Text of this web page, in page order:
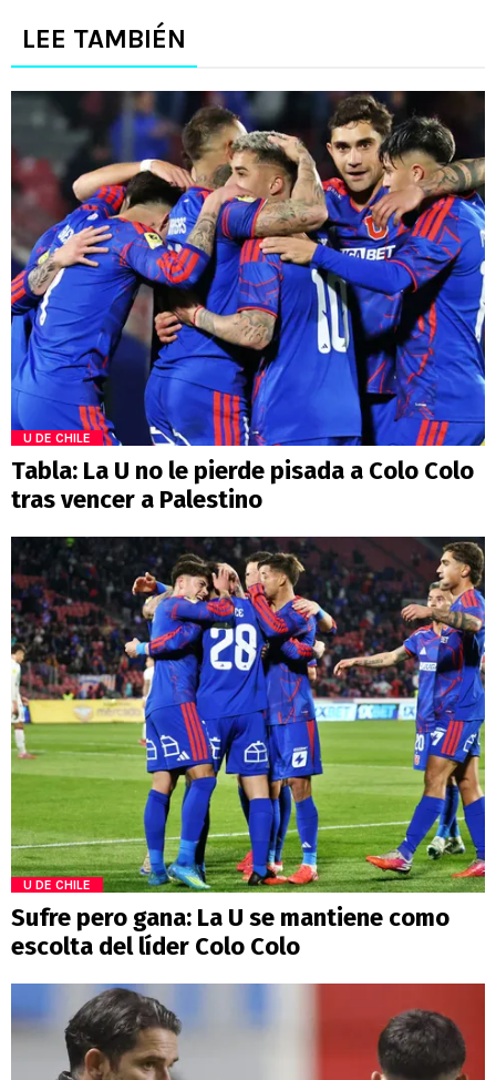
LEE TAMBIÉN
U DE CHILE
Tabla: La U no le pierde pisada a Colo Colo
tras vencer a Palestino
U DE CHILE
Sufre pero gana: La U se mantiene como
escolta del líder Colo Colo